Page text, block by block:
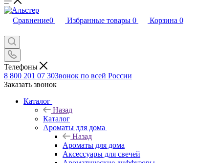
Сравнение0 Избранные товары 0 Корзина 0
Телефоны
8 800 201 07 30Звонок по всей России
Заказать звонок
Каталог
Назад
Каталог
Ароматы для дома
Назад
Ароматы для дома
Аксессуары для свечей